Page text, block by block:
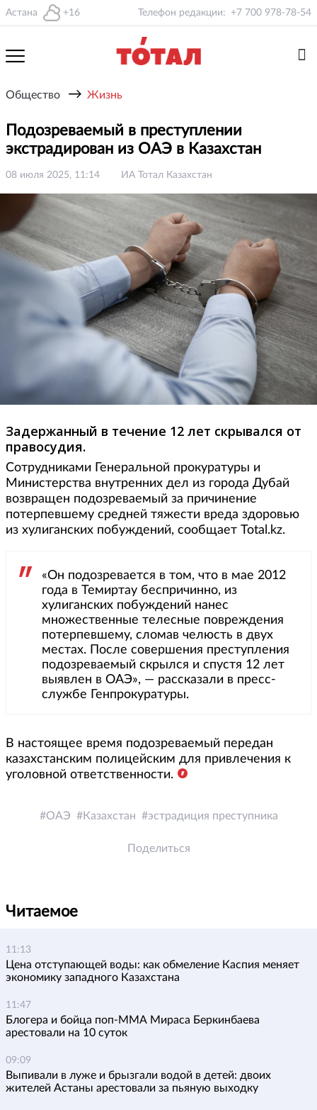
Астана +16 Телефон редакции: +7 700 978-78-54
Общество → Жизнь
Подозреваемый в преступлении
экстрадирован из ОАЭ в Казахстан
08 июля 2025, 11:14 ИА Тотал Казахстан
Задержанный в течение 12 лет скрывался от
правосудия.
Сотрудниками Генеральной прокуратуры и
Министерства внутренних дел из города Дубай
возвращен подозреваемый за причинение
потерпевшему средней тяжести вреда здоровью
из хулиганских побуждений, сообщает Total.kz.
«Он подозревается в том, что в мае 2012
года в Темиртау беспричинно, из
хулиганских побуждений нанес
множественные телесные повреждения
потерпевшему, сломав челюсть в двух
местах. После совершения преступления
подозреваемый скрылся и спустя 12 лет
выявлен в ОАЭ», — рассказали в пресс-
службе Генпрокуратуры.
В настоящее время подозреваемый передан
казахстанским полицейским для привлечения к
уголовной ответственности.
ОАЭ Казахстан эстрадиция преступника
Поделиться
Читаемое
11:13
Цена отступающей воды: как обмеление Каспия меняет
экономику западного Казахстана
11:47
Блогера и бойца поп-ММА Мираса Беркинбаева
арестовали на 10 суток
09:09
Выпивали в луже и брызгали водой в детей: двоих
жителей Астаны арестовали за пьяную выходку